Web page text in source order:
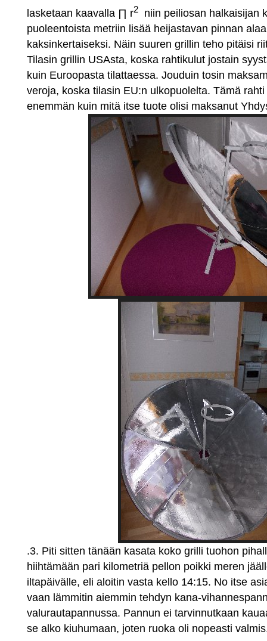
lasketaan kaavalla ∏ r2
niin peiliosan halkaisijan
puoleentoista metriin lisää heijastavan pinnan
kaksinkertaiseksi. Näin suuren grillin teho pitäisi
Tilasin grillin USAsta, koska rahtikulut jostain
kuin Euroopasta tilattaessa. Jouduin tosin
veroja, koska tilasin EU:n ulkopuolelta. Tämä
enemmän kuin mitä itse tuote olisi maksanut
.3. Piti sitten tänään kasata koko grilli tuohon
hiihtämään pari kilometriä pellon poikki meren
iltapäivälle, eli aloitin vasta kello 14:15. No itse
vaan lämmitin aiemmin tehdyn kana-
valurautapannussa. Pannun ei tarvinnutkaan
se alko kiuhumaan, joten ruoka oli nopeasti